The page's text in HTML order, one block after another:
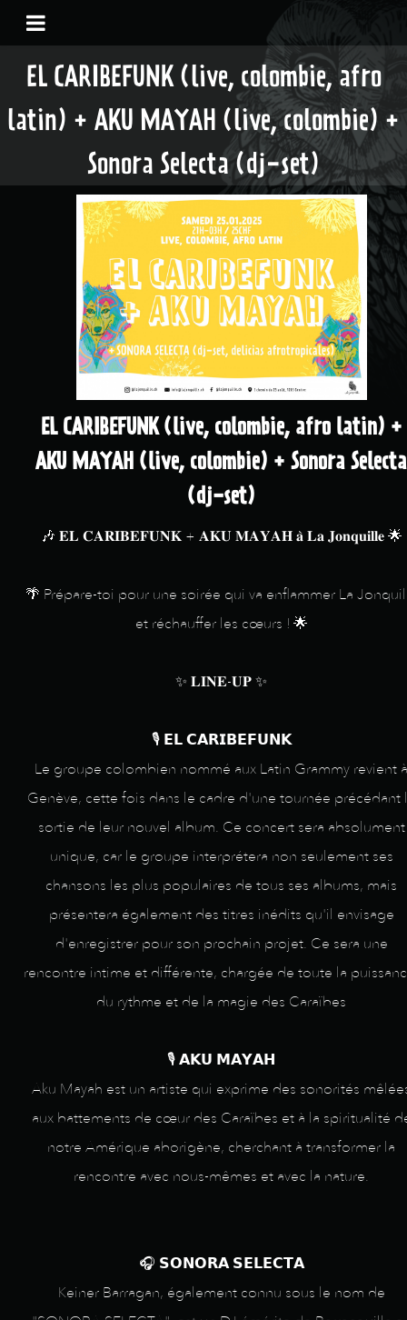
EL CARIBEFUNK (live, colombie, afro
latin) + AKU MAYAH (live, colombie) +
Sonora Selecta (dj-set)
EL CARIBEFUNK (live, colombie, afro latin) +
AKU MAYAH (live, colombie) + Sonora Selecta
(dj-set)
🎶 𝐄𝐋 𝐂𝐀𝐑𝐈𝐁𝐄𝐅𝐔𝐍𝐊 + 𝐀𝐊𝐔 𝐌𝐀𝐘𝐀𝐇 𝐚̀ 𝐋𝐚 𝐉𝐨𝐧𝐪𝐮𝐢𝐥𝐥𝐞 🌟
🌴 Prépare-toi pour une soirée qui va enflammer La
et réchauffer les cœurs ! 🌟
✨ 𝐋𝐈𝐍𝐄-𝐔𝐏 ✨
🎙️ 𝗘𝗟 𝗖𝗔𝗥𝗜𝗕𝗘𝗙𝗨𝗡𝗞
Le groupe colombien nommé aux Latin Grammy revient à
Genève, cette fois dans le cadre d'une tournée précédant
sortie de leur nouvel album. Ce concert sera absolument
unique, car le groupe interprétera non seulement ses
chansons les plus populaires de tous ses albums, mais
présentera également des titres inédits qu'il envisage
d'enregistrer pour son prochain projet. Ce sera une
rencontre intime et différente, chargée de toute la
du rythme et de la magie des Caraïbes
🎙️ 𝗔𝗞𝗨 𝗠𝗔𝗬𝗔𝗛
Aku Mayah est un artiste qui exprime des sonorités
aux battements de cœur des Caraïbes et à la spiritualité
notre Amérique aborigène, cherchant à transformer la
rencontre avec nous-mêmes et avec la nature.
🎧 𝗦𝗢𝗡𝗢𝗥𝗔 𝗦𝗘𝗟𝗘𝗖𝗧𝗔
Keiner Barragan, également connu sous le nom de